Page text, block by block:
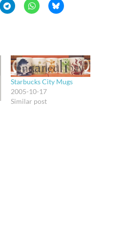
Starbucks City Mugs
2005-10-17
Similar post